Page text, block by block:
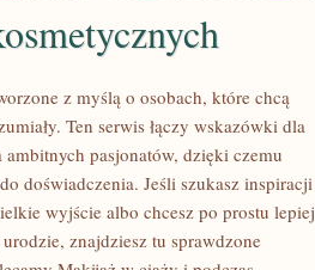
z myślą o osobach, które chcą
Ten serwis łączy wskazówki dla
pasjonatów, dzięki czemu
doświadczenia. Jeśli szukasz inspiracji
wyjście albo chcesz po prostu lepiej
znajdziesz tu sprawdzone